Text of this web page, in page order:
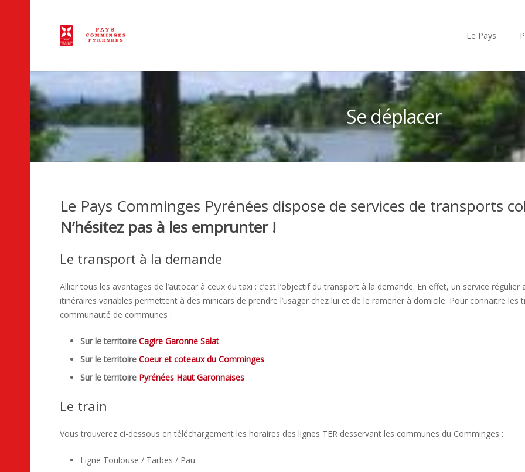
Le Pays
Se déplacer
Le Pays Comminges Pyrénées dispose de services de transports
N’hésitez pas à les emprunter !
Le transport à la demande
Allier tous les avantages de l’autocar à ceux du taxi : c’est l’objectif du transport à la demande. En effet, un service
itinéraires variables permettent à des minicars de prendre l’usager chez lui et de le ramener à domicile. Pour connaitre
communauté de communes :
Sur le territoire Cagire Garonne Salat
Sur le territoire Coeur et coteaux du Comminges
Sur le territoire Pyrénées Haut Garonnaises
Le train
Vous trouverez ci-dessous en téléchargement les horaires des lignes TER desservant les communes du Comminges :
Ligne Toulouse / Tarbes / Pau